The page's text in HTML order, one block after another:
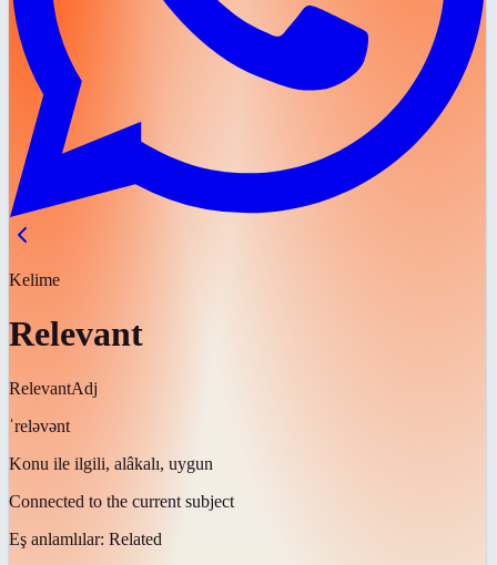
Kelime
Relevant
RelevantAdj
ˈreləvənt
Konu ile ilgili, alâkalı, uygun
Connected to the current subject
Eş anlamlılar: Related